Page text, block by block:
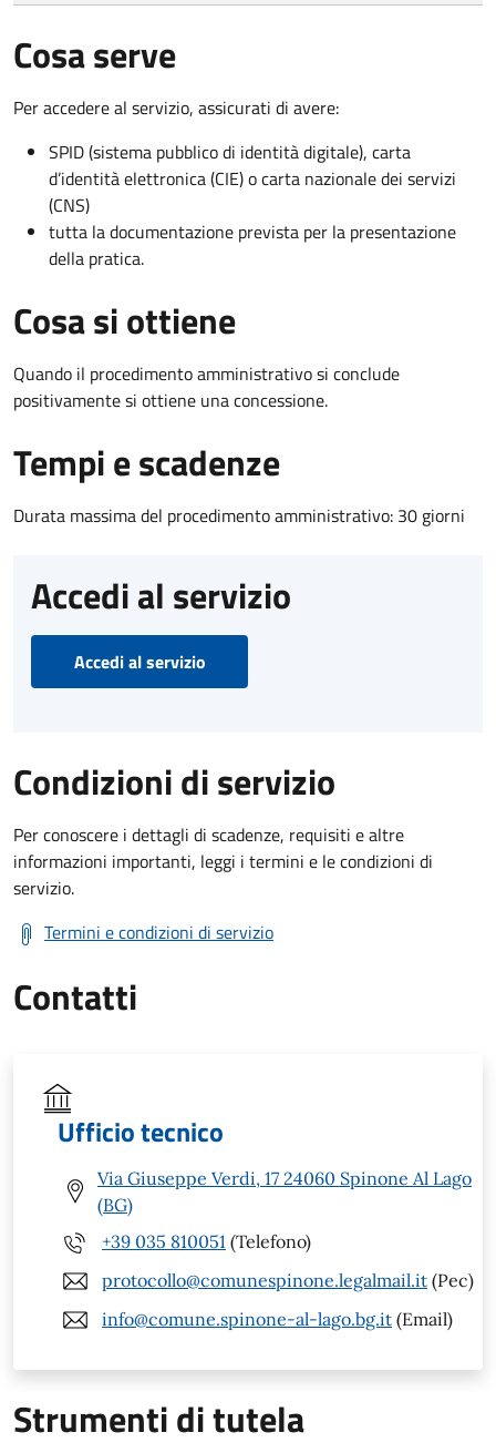
Cosa serve
Per accedere al servizio, assicurati di avere:
SPID (sistema pubblico di identità digitale), carta
d’identità elettronica (CIE) o carta nazionale dei servizi
(CNS)
tutta la documentazione prevista per la presentazione
della pratica.
Cosa si ottiene
Quando il procedimento amministrativo si conclude
positivamente si ottiene una concessione.
Tempi e scadenze
Durata massima del procedimento amministrativo: 30 giorni
Accedi al servizio
Accedi al servizio
Condizioni di servizio
Per conoscere i dettagli di scadenze, requisiti e altre
informazioni importanti, leggi i termini e le condizioni di
servizio.
Termini e condizioni di servizio
Contatti
Ufficio tecnico
Via Giuseppe Verdi, 17 24060 Spinone Al Lago
(BG)
+39 035 810051 (Telefono)
protocollo@comunespinone.legalmail.it (Pec)
info@comune.spinone-al-lago.bg.it (Email)
Strumenti di tutela